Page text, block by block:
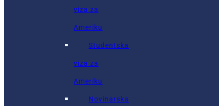
viza za
Ameriku
Studentska
viza za
Ameriku
Novinarska